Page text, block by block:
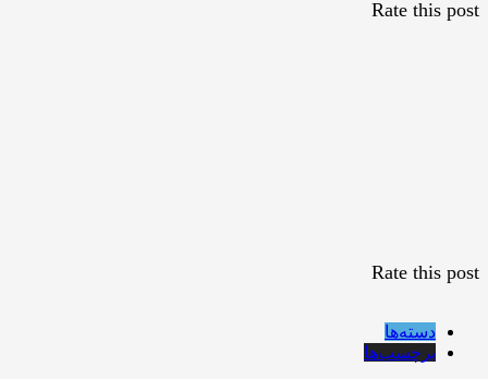
Rate this post
Rate this post
دسته‌ها
برچسب‌ها